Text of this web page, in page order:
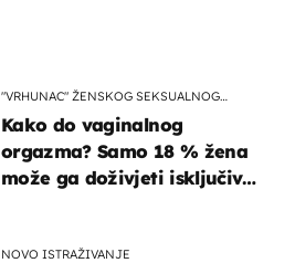
"VRHUNAC" ŽENSKOG SEKSUALNOG
Kako do vaginalnog
orgazma? Samo 18 % žena
može ga doživjeti isključivo
NOVO ISTRAŽIVANJE